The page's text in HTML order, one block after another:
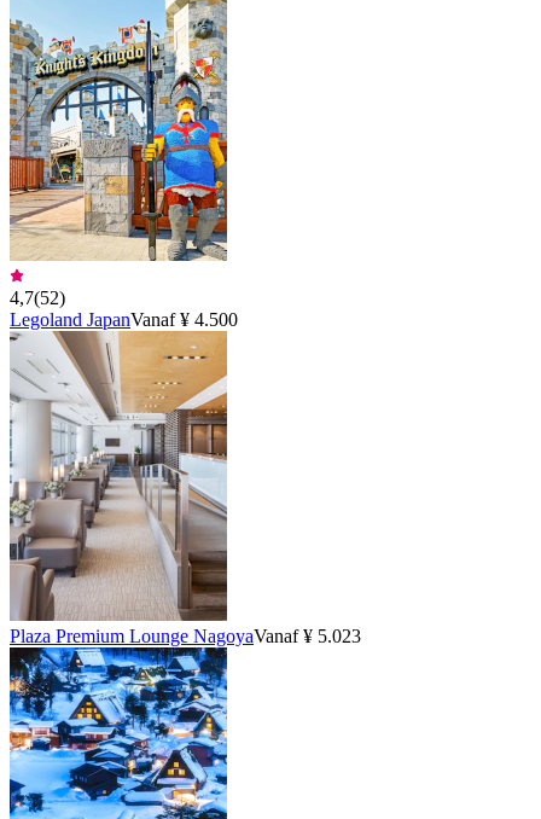
4,7(52)
Legoland JapanVanaf ¥ 4.500
Plaza Premium Lounge NagoyaVanaf ¥ 5.023